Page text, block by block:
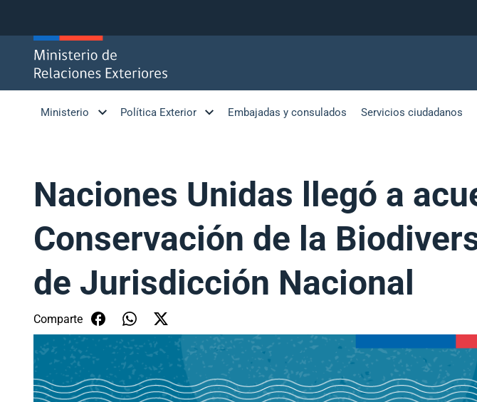
Ministerio Política Exterior Embajadas y consulados Servicios ciudadanos
Naciones Unidas llegó a
Conservación de la
de Jurisdicción Nacional
Comparte